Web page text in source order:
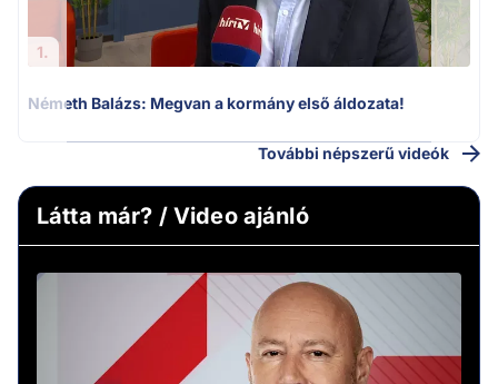
1.
Németh Balázs: Megvan a kormány első áldozata!
További népszerű videók
Látta már? / Video ajánló